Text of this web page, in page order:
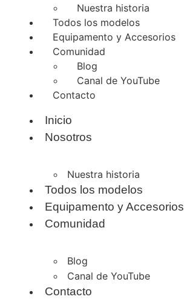
Nuestra historia
Todos los modelos
Equipamento y Accesorios
Comunidad
Blog
Canal de YouTube
Contacto
Inicio
Nosotros
Nuestra historia
Todos los modelos
Equipamento y Accesorios
Comunidad
Blog
Canal de YouTube
Contacto